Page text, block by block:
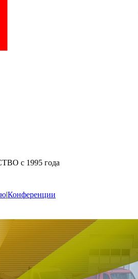
с 1995 года
|Конференции